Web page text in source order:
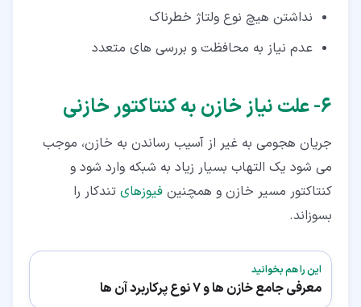
نداشتن هیچ نوع ولتاژ خطرناک
عدم نیاز به محافظت و بررسی های متعدد
۶‏- علت نیاز خازن به کنتاکتور خازنی
جریان هجومی به غیر از آسیب رساندن به خازن، موجب
می شود یک التهاب بسیار زیاد به شبکه وارد شود و
کنتاکتور مسیر خازن و همچنین فیوزهای تندکار را
بسوزاند.
این را هم بخوانید
معرفی جامع خازن ها و 7 نوع پرکاربرد آن ها